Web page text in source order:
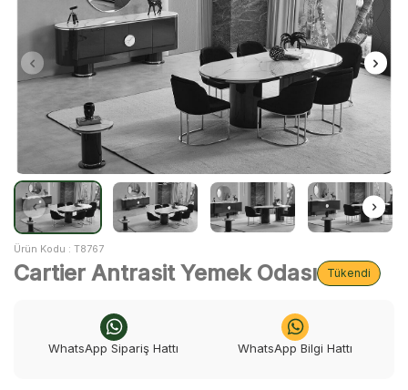
Ürün Kodu : T8767
Cartier Antrasit Yemek Odası Tükendi
WhatsApp Sipariş Hattı WhatsApp Bilgi Hattı